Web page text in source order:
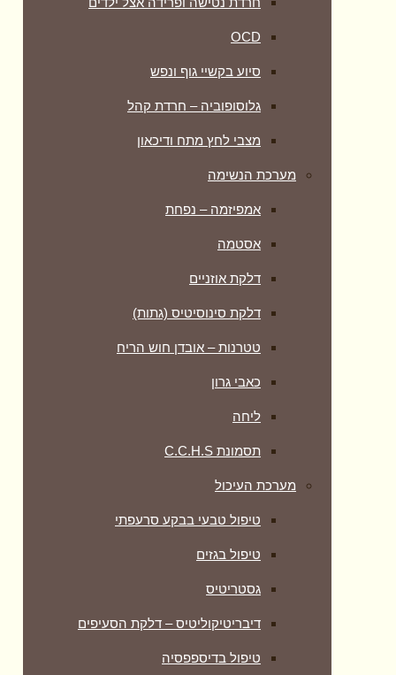
OCD
סיוע בקשיי גוף ונפש
גלוסופוביה – חרדת קהל
מצבי לחץ מתח ודיכאון
מערכת הנשימה
אמפיזמה – נפחת
אסטמה
דלקת אוזניים
דלקת סינוסיטיס (גתות)
טטרנות – אובדן חוש הריח
כאבי גרון
ליחה
תסמונת C.C.H.S
מערכת העיכול
טיפול טבעי בבקע סרעפתי
טיפול בגזים
גסטריטיס
דיבריטיקוליטיס – דלקת הסעיפים
טיפול בדיספפסיה